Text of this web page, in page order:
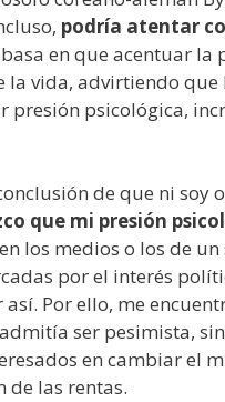
podría atentar
en que acentuar
la vida, advirtiendo
presión psicológica,
de que ni soy
que mi presión
en los medios o los de
por el interés
Por ello, me
ser pesimista,
en cambiar el
de las rentas.